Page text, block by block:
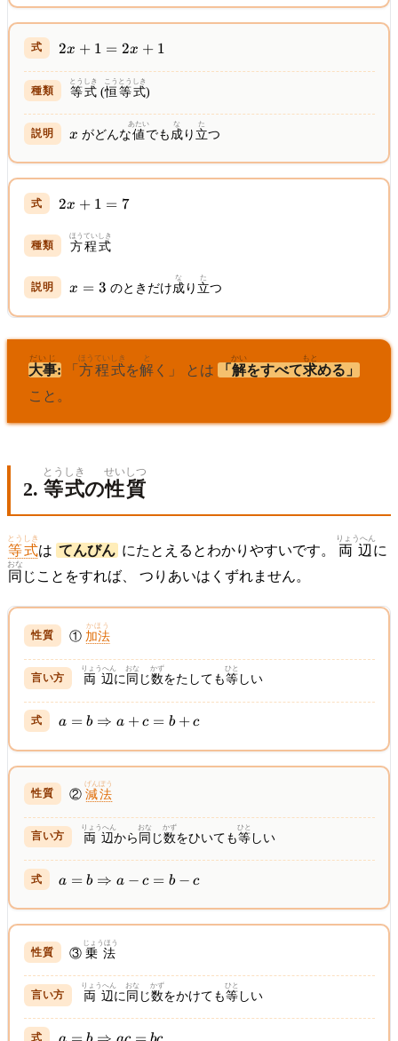
2x
1
=
2x
+
2x + 1 = 2x + 1
等式
とうしき
(恒等
こうとう
式
しき
)
x
x がどんな値
あたい
でも 成
な
り 立
た
つ
2x
1
=
2x + 1 = 7
方程式
ほうていしき
x
3
x = 3 のときだけ成
な
り 立
た
つ
大事
だいじ
: 「 方程式
ほうていしき
を解
と
く」 とは 「 解
かい
をすべて求
もと
める」
こと。
2. 等式
とうしき
の性質
せいしつ
等式
とうしき
は てんびん にたとえるとわかりやすいです。 両辺
りょうへん
に
同
おな
じことをすれば、 つりあいはくずれません。
① 加法
かほう
両辺
りょうへん
に 同
おな
じ数
かず
をたしても等
ひと
しい
a = b
a + c = b +
c
a = b ⇒ a + c = b + c
②減法
げんぽう
両辺
りょうへん
から 同
おな
じ数
かず
をひいても等
ひと
しい
a = b
a - c = b - c
a = b ⇒ a − c = b − c
③乗法
じょうほう
両辺
りょうへん
に 同
おな
じ数
かず
をかけても等
ひと
しい
a = b